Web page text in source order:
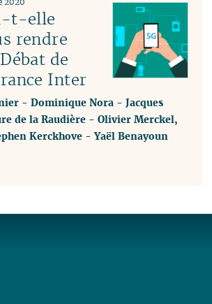
t-elle
rendre
de
Inter
-Dominique Nora -Jacques
de la Raudière -Olivier Merckel,
Kerckhove -Yaël Benayoun